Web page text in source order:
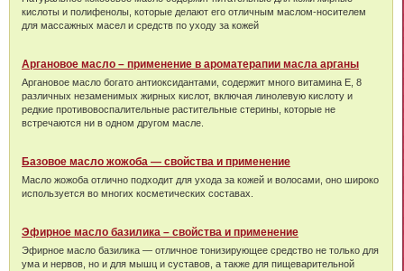
кислоты и полифенолы, которые делают его отличным маслом-носителем
для массажных масел и средств по уходу за кожей
Аргановое масло – применение в ароматерапии масла арганы
Аргановое масло богато антиоксидантами, содержит много витамина Е, 8
различных незаменимых жирных кислот, включая линолевую кислоту и
редкие противовоспалительные растительные стерины, которые не
встречаются ни в одном другом масле.
Базовое масло жожоба — свойства и применение
Масло жожоба отлично подходит для ухода за кожей и волосами, оно широко
используется во многих косметических составах.
Эфирное масло базилика – свойства и применение
Эфирное масло базилика — отличное тонизирующее средство не только для
ума и нервов, но и для мышц и суставов, а также для пищеварительной